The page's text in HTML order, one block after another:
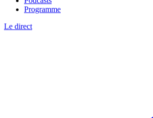
Programme
Le direct